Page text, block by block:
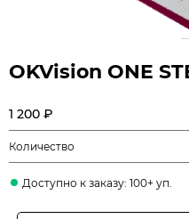
OKVision ONE
1 200 ₽
Количество
Доступно к заказу: 100+ уп.